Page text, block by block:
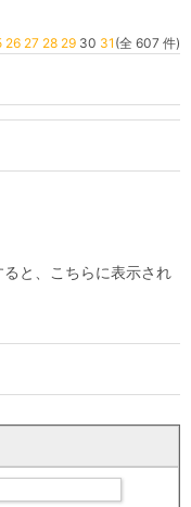
26 27 28 29 30 31 (全 607 件)
ると、こちらに表示され